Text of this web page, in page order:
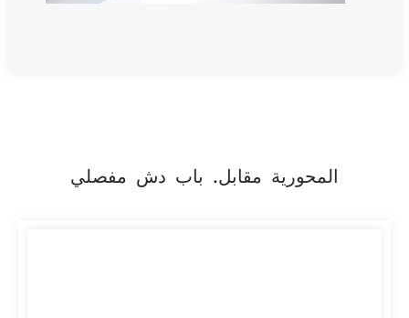
المحورية مقابل. باب دش مفصلي